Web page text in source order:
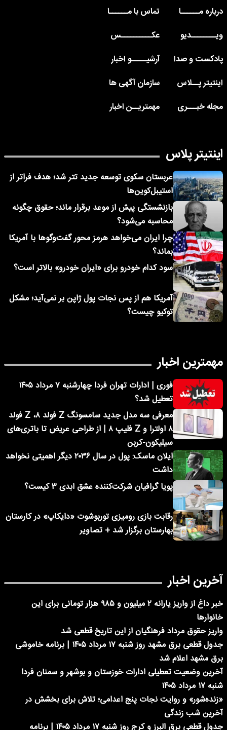
درباره مــــــا
تماس با مــــــا
ویــــــــدیو
عکــــــــــس
پادکست و صدا
آرشیـــــو اخبار
اینتیتر پــلاس
سازمان آگهی ها
مجله خبـــری
مهمتریــن اخبار
اینتیتر پلاس
عربستان سکوی توسعه جدید تتر شد؛ هدف فراتر از
استیبل‌کوین‌ها
بازنشستگی پیش از موعد برقرار ماند؛ حقوق چگونه
محاسبه می‌شود؟
چرا ایران می‌خواهد هرمز محور گفت‌وگوها با آمریکا
بماند؟
سود کدام خودرو برای «ایران خودرو» بالاتر است؟
آمریکا هم از پس نجات پول ژاپن بر نمی‌آید؛ مشکل
توکیو چیست؟
مهمترین اخبار
فوری | ادارات تهران فردا چهارشنبه ۷ مرداد ۱۴۰۵
تعطیل شد؟
معرفی سه مدل جدید سامسونگ Z فولد ۸، Z فولد
۸ اولترا و Z فلیپ ۸ | از طراحی عریض تا باتری‌های
سیلیکون-کربن
ایلان ماسک: پول در سال ۲۰۳۶ دیگر اهمیتی نخواهد
داشت
پویا گرافیان شرکت‌کننده عشق ابدی ۳ کیست؟
رقابت بازی رومیزی توربوشوت «دایکاپ» در کارستان
بهارستان برگزار شد + تصاویر
آخرین اخبار
خبر داغ از واریز یارانه ۲ میلیون و ۹۸۵ هزار تومانی برای این
خانوارها
واریز حقوق مرداد فرهنگیان از این تاریخ قطعی شد
جدول قطعی برق مشهد روز شنبه ۱۷ مرداد ۱۴۰۵ | برنامه خاموشی
برق مشهد اعلام شد
آخرین وضعیت تعطیلی ادارات خوزستان و بوشهر و سمنان فردا
شنبه ۱۷ مرداد ۱۴۰۵
«زنده‌شور» و روایت نجات پنج اعدامی؛ تلاش برای بخشش در
آخرین شب زندگی
جدول قطعی برق البرز و کرج روز شنبه ۱۷ مرداد ۱۴۰۵ | برنامه